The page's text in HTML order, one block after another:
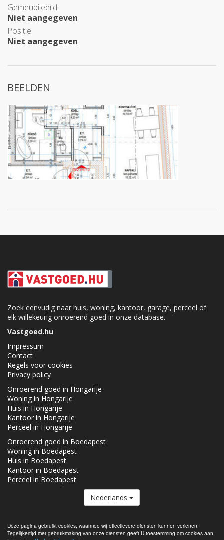
Deze pagina gebruikt cookies, waarmee wij effectievere diensten kunnen verlenen.
Tegelijkertijd met gebruikmaking van onze diensten geeft U toestemming om cookies aan
Gemeubileerd
Niet aangegeven
Positie
Niet aangegeven
BEELDEN
Zoek eenvudig naar huis, woning, kantoor, garage, perceel of
elk willekeurig onroerend goed in onze database.
Vastgoed.hu
Impressum
Contact
Regels voor cookies
Privacy policy
Onroerend goed in Hongarije
Woning in Hongarije
Huis in Hongarije
Kantoor in Hongarije
Perceel in Hongarije
Onroerend goed in Boedapest
Woning in Boedapest
Huis in Boedapest
Kantoor in Boedapest
Perceel in Boedapest
Nederlands
De Vastgoed.hu lid van deReal Estate Group.